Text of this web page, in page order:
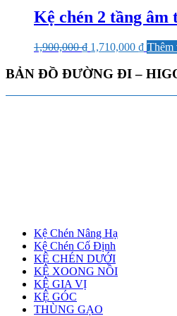
Kệ chén 2 tầng âm
1,900,000₫ Giá
là:
1,710,000 ₫Giá
tại
Thêm
BẢN ĐỒ ĐƯỜNG ĐI –
Kệ Chén Nâng Hạ
Kệ Chén Cố Định
KỆ CHÉN DƯỚI
KỆ XOONG NỒI
KỆ GIA VỊ
KỆ GÓC
THÙNG GẠO